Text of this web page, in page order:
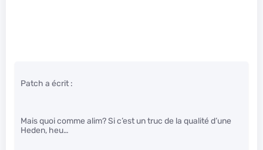
Patch a écrit :
Mais quoi comme alim? Si c’est un truc de la qualité d’une
Heden, heu…